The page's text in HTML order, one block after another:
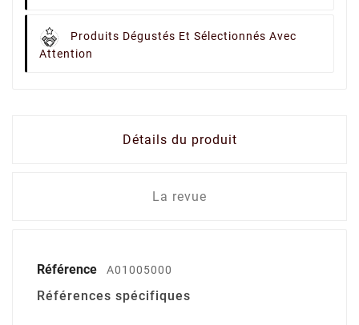
Produits Dégustés Et Sélectionnés Avec
Attention
Détails du produit
La revue
Référence A01005000
Références spécifiques